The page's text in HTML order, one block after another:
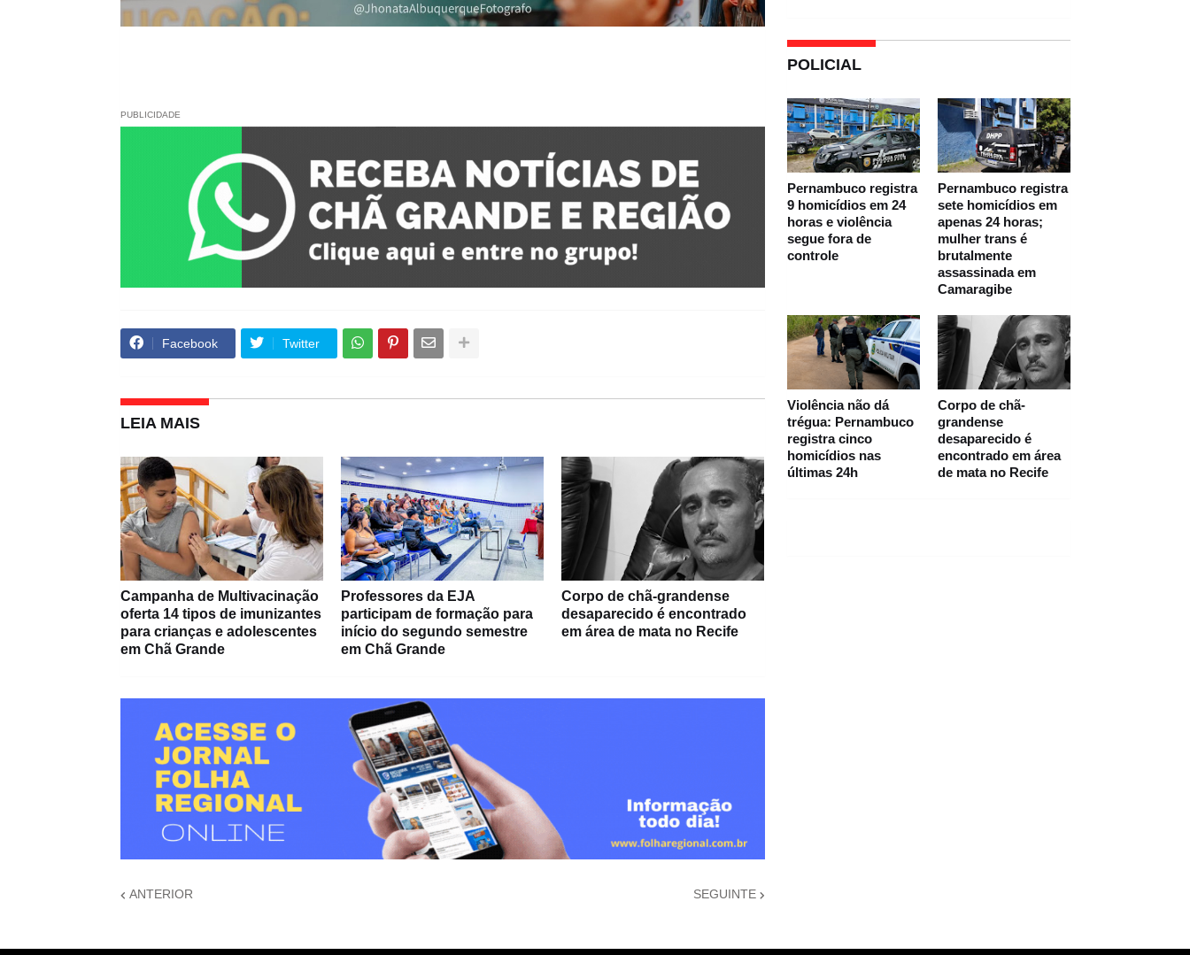
PUBLICIDADE
Facebook Twitter
LEIA MAIS
Campanha de Multivacinação
oferta 14 tipos de imunizantes
para crianças e adolescentes
em Chã Grande
Professores da EJA
participam de formação para
início do segundo semestre
em Chã Grande
Corpo de chã-grandense
desaparecido é encontrado
em área de mata no Recife
ANTERIOR SEGUINTE
POLICIAL
Pernambuco registra
9 homicídios em 24
horas e violência
segue fora de
controle
Pernambuco registra
sete homicídios em
apenas 24 horas;
mulher trans é
brutalmente
assassinada em
Camaragibe
Violência não dá
trégua: Pernambuco
registra cinco
homicídios nas
últimas 24h
Corpo de chã-
grandense
desaparecido é
encontrado em área
de mata no Recife